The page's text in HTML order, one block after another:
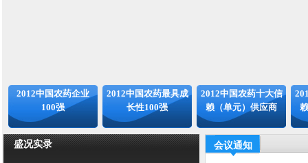
2012中国农药企业
100强
2012中国农药最具成
长性100强
2012中国农药十大信
赖（单元）供应商
盛况实录 会议通知